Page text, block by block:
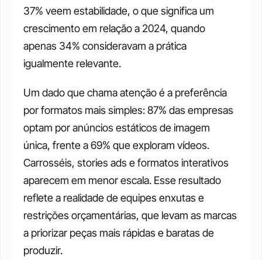
37% veem estabilidade, o que significa um
crescimento em relação a 2024, quando
apenas 34% consideravam a prática
igualmente relevante.
Um dado que chama atenção é a preferência
por formatos mais simples: 87% das empresas
optam por anúncios estáticos de imagem
única, frente a 69% que exploram vídeos.
Carrosséis, stories ads e formatos interativos
aparecem em menor escala. Esse resultado
reflete a realidade de equipes enxutas e
restrições orçamentárias, que levam as marcas
a priorizar peças mais rápidas e baratas de
produzir.